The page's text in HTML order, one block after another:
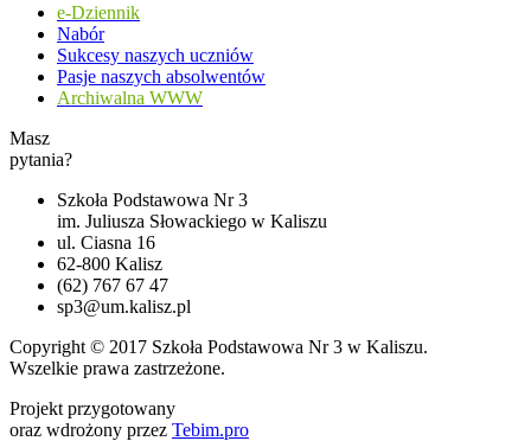
e-Dziennik
Nabór
Sukcesy naszych uczniów
Pasje naszych absolwentów
Archiwalna WWW
Masz
pytania?
Szkoła Podstawowa Nr 3
im. Juliusza Słowackiego w Kaliszu
ul. Ciasna 16
62-800 Kalisz
(62) 767 67 47
sp3@um.kalisz.pl
Copyright © 2017 Szkoła Podstawowa Nr 3 w Kaliszu.
Wszelkie prawa zastrzeżone.
Projekt przygotowany
oraz wdrożony przez Tebim.pro